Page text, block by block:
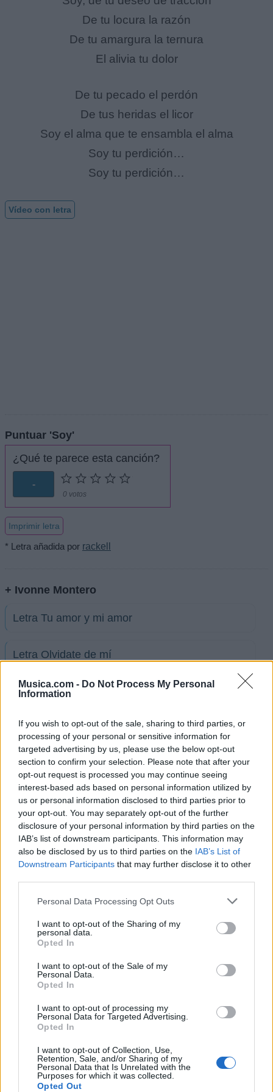
Musica.com - Do Not Process My Personal
Information
If you wish to opt-out of the sale, sharing to third parties, or
processing of your personal or sensitive information for
targeted advertising by us, please use the below opt-out
section to confirm your selection. Please note that after your
opt-out request is processed you may continue seeing
interest-based ads based on personal information utilized by
us or personal information disclosed to third parties prior to
your opt-out. You may separately opt-out of the further
disclosure of your personal information by third parties on the
IAB’s list of downstream participants. This information may
also be disclosed by us to third parties on the IAB’s List of
Downstream Participants that may further disclose it to other
Personal Data Processing Opt Outs
I want to opt-out of the Sharing of my
personal data.
Opted In
I want to opt-out of the Sale of my
Personal Data.
Opted In
I want to opt-out of processing my
Personal Data for Targeted Advertising.
Opted In
I want to opt-out of Collection, Use,
Retention, Sale, and/or Sharing of my
Personal Data that Is Unrelated with the
Purposes for which it was collected.
Opted Out
De tu locura la razón
De tu amargura la ternura
El alivia tu dolor
De tu pecado el perdón
De tus heridas el licor
Soy el alma que te ensambla el alma
Soy tu perdición…
Soy tu perdición…
Vídeo con letra
Puntuar 'Soy'
¿Qué te parece esta canción?
-
0 votos
Imprimir letra
* Letra añadida por rackell
+ Ivonne Montero
Letra Tu amor y mi amor
Letra Olvidate de mí
Letra Soy
Letra Punto final…
Letra La loba
Letra Salvaje y tierno
Letra Ya deja de pedir perdon
+ Letras de Ivonne Montero
Biografía Ranking Fotos Foro